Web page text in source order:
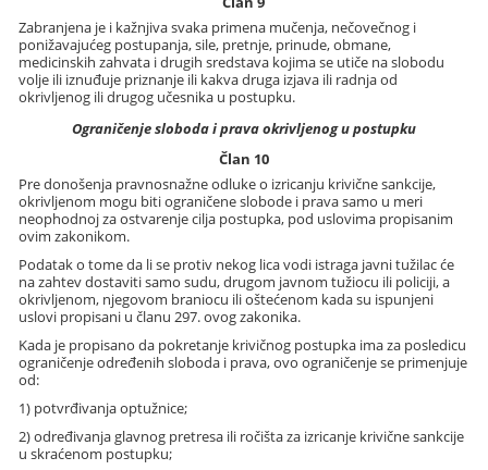
Zabranjena je i kažnjiva svaka primena mučenja, nečovečnog i
ponižavajućeg postupanja, sile, pretnje, prinude, obmane,
medicinskih zahvata i drugih sredstava kojima se utiče na slobodu
volje ili iznuđuje priznanje ili kakva druga izjava ili radnja od
okrivljenog ili drugog učesnika u postupku.
Ograničenje sloboda i prava okrivljenog u postupku
Član 10
Pre donošenja pravnosnažne odluke o izricanju krivične sankcije,
okrivljenom mogu biti ograničene slobode i prava samo u meri
neophodnoj za ostvarenje cilja postupka, pod uslovima propisanim
ovim zakonikom.
Podatak o tome da li se protiv nekog lica vodi istraga javni tužilac će
na zahtev dostaviti samo sudu, drugom javnom tužiocu ili policiji, a
okrivljenom, njegovom braniocu ili oštećenom kada su ispunjeni
uslovi propisani u članu 297. ovog zakonika.
Kada je propisano da pokretanje krivičnog postupka ima za posledicu
ograničenje određenih sloboda i prava, ovo ograničenje se primenjuje
od:
1) potvrđivanja optužnice;
2) određivanja glavnog pretresa ili ročišta za izricanje krivične sankcije
u skraćenom postupku;